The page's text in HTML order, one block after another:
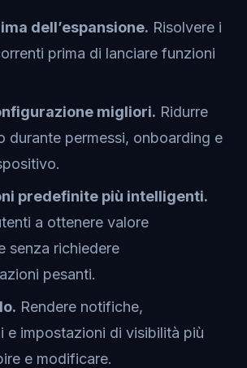
dell’espansione. Risolvere i
prima di lanciare funzioni
migliori. Ridurre
durante permessi, onboarding e
predefinite più intelligenti.
a ottenere valore
senza richiedere
pesanti.
Rendere notifiche,
e impostazioni di visibilità più
e modificare.